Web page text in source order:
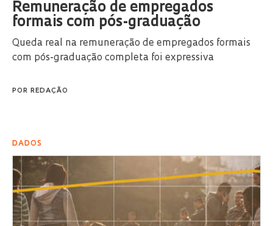
Remuneração de empregados
formais com pós-graduação
Queda real na remuneração de empregados formais
com pós-graduação completa foi expressiva
POR REDAÇÃO
DADOS